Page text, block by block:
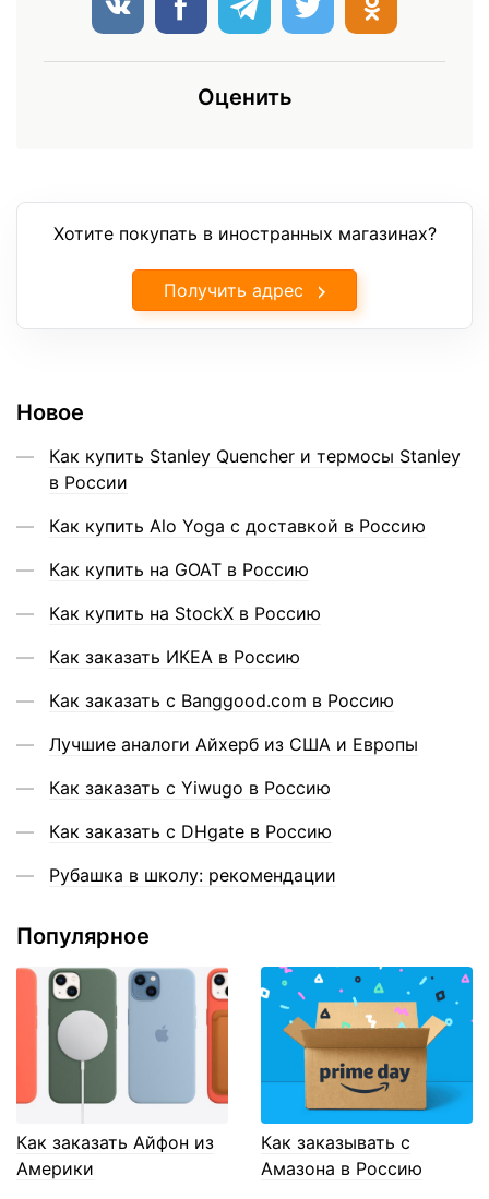
Оценить
Хотите покупать в иностранных магазинах?
Получить адрес
Новое
Как купить Stanley Quencher и термосы Stanley
в России
Как купить Alo Yoga с доставкой в Россию
Как купить на GOAT в Россию
Как купить на StockX в Россию
Как заказать ИКЕА в Россию
Как заказать с Banggood.com в Россию
Лучшие аналоги Айхерб из США и Европы
Как заказать с Yiwugo в Россию
Как заказать с DHgate в Россию
Рубашка в школу: рекомендации
Популярное
Как заказать Айфон из
Америки
Как заказывать с
Амазона в Россию